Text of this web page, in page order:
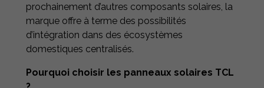
prochainement d’autres composants solaires, la
marque offre à terme des possibilités
d’intégration dans des écosystèmes
domestiques centralisés.
Pourquoi choisir les panneaux solaires TCL